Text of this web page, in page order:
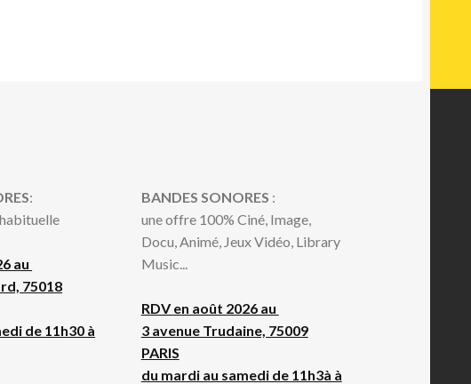
:
au
75018
de 11h30 à
BANDES SONORES :
une offre 100% Ciné, Image,
Docu, Animé, Jeux Vidéo, Library
Music...
RDV en août 2026 au
3 avenue Trudaine, 75009
PARIS
du mardi au samedi de 11h3à à